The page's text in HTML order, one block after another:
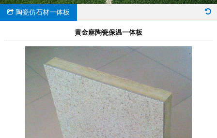
陶瓷仿石材一体板
黄金麻陶瓷保温一体板